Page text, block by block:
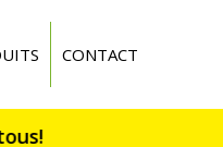
CONTACT